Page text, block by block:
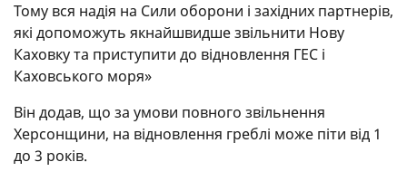
Тому вся надія на Сили оборони і західних партнерів,
які допоможуть якнайшвидше звільнити Нову
Каховку та приступити до відновлення ГЕС і
Каховського моря»
Він додав, що за умови повного звільнення
Херсонщини, на відновлення греблі може піти від 1
до 3 років.